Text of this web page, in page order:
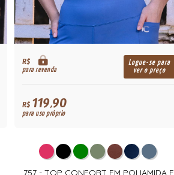
R$
para revenda
Logue-se para
ver o preço
R$119,90
para uso próprio
757 - TOP CONFORT EM POLIAMIDA E